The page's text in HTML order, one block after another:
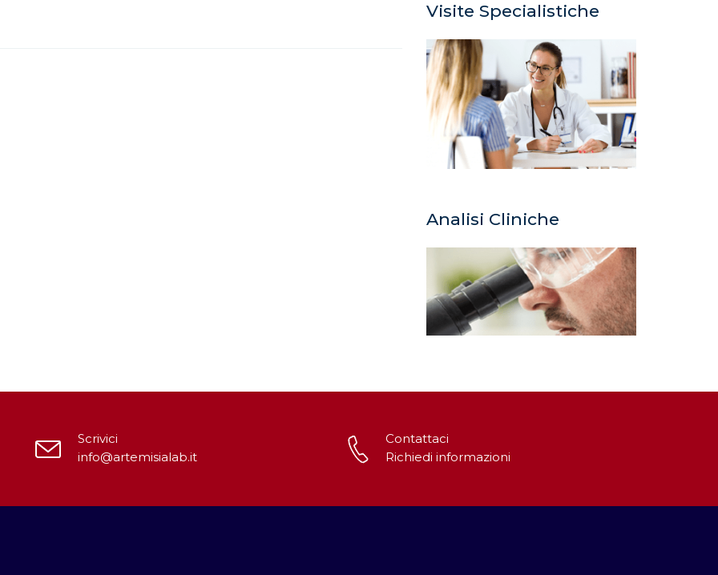
Visite Specialistiche
Analisi Cliniche
Scrivici
info@artemisialab.it
Contattaci
Richiedi informazioni